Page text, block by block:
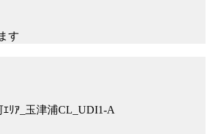
す
ﾘｱ_玉津浦CL_UDI1-A